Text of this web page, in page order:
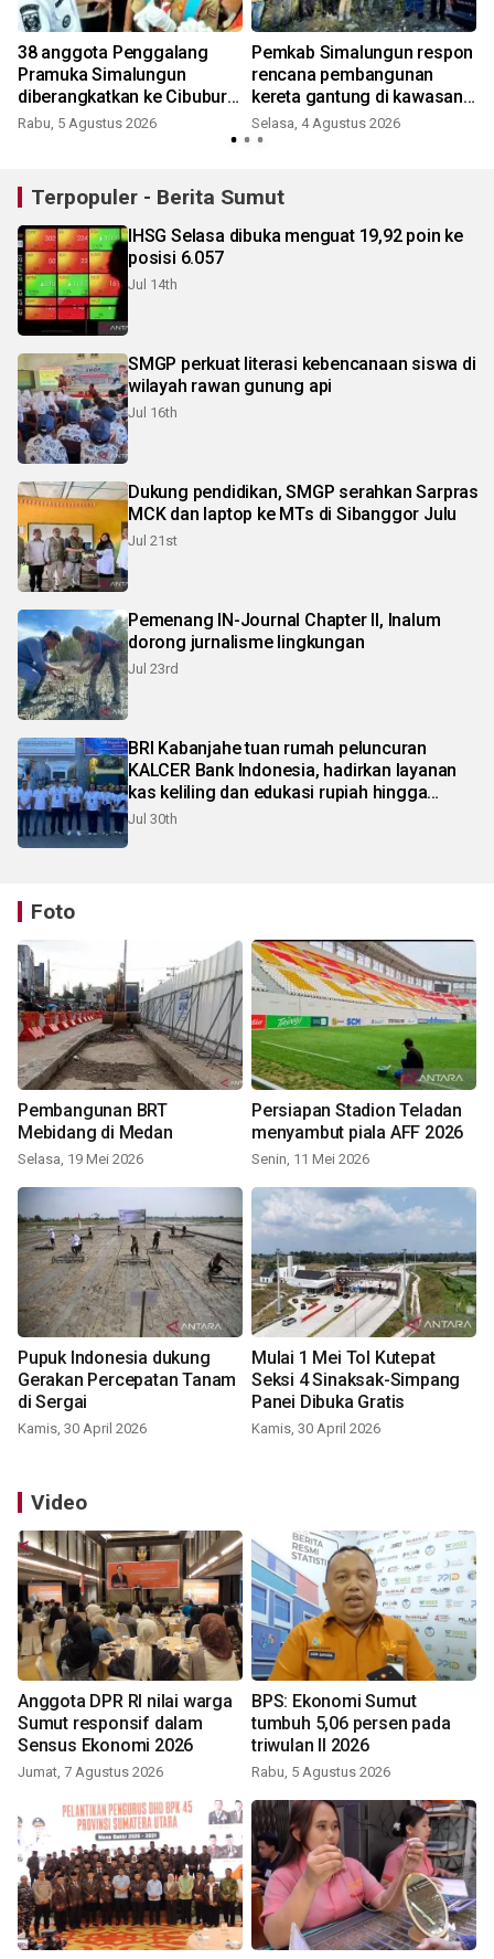
38 anggota Penggalang
Pramuka Simalungun
diberangkatkan ke Cibubur
ikuti Jamnas 2026
Rabu, 5 Agustus 2026
Pemkab Simalungun respon
rencana pembangunan
kereta gantung di kawasan
Danau Toba
Selasa, 4 Agustus 2026
Terpopuler - Berita Sumut
IHSG Selasa dibuka menguat 19,92 poin ke
posisi 6.057
Jul 14th
SMGP perkuat literasi kebencanaan siswa di
wilayah rawan gunung api
Jul 16th
Dukung pendidikan, SMGP serahkan Sarpras
MCK dan laptop ke MTs di Sibanggor Julu
Jul 21st
Pemenang IN-Journal Chapter II, Inalum
dorong jurnalisme lingkungan
Jul 23rd
BRI Kabanjahe tuan rumah peluncuran
KALCER Bank Indonesia, hadirkan layanan
kas keliling dan edukasi rupiah hingga
pelosok Karo
Jul 30th
Foto
Pembangunan BRT
Mebidang di Medan
Selasa, 19 Mei 2026
Persiapan Stadion Teladan
menyambut piala AFF 2026
Senin, 11 Mei 2026
Pupuk Indonesia dukung
Gerakan Percepatan Tanam
di Sergai
Kamis, 30 April 2026
Mulai 1 Mei Tol Kutepat
Seksi 4 Sinaksak-Simpang
Panei Dibuka Gratis
Kamis, 30 April 2026
Video
Anggota DPR RI nilai warga
Sumut responsif dalam
Sensus Ekonomi 2026
Jumat, 7 Agustus 2026
BPS: Ekonomi Sumut
tumbuh 5,06 persen pada
triwulan II 2026
Rabu, 5 Agustus 2026